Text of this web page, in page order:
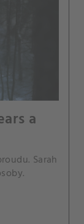
a
Sarah